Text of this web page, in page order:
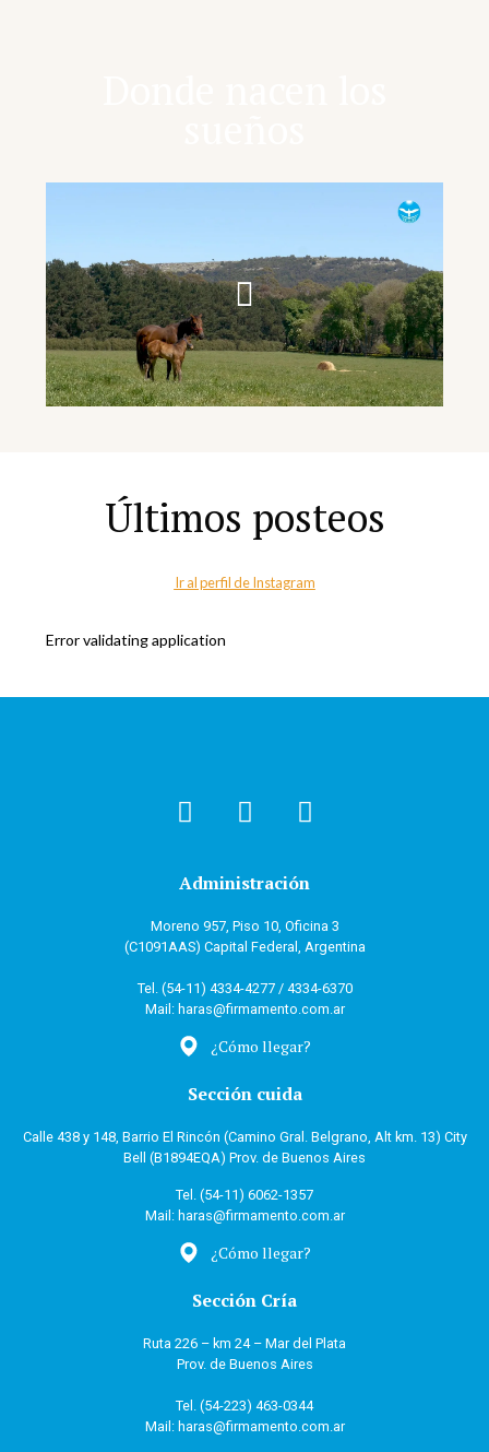
Últimos posteos
Ir al perfil de Instagram
Error validating application
Administración
Moreno 957, Piso 10, Oficina 3
(C1091AAS) Capital Federal, Argentina
Tel. (54-11) 4334-4277 / 4334-6370
Mail: haras@firmamento.com.ar
¿Cómo llegar?
Sección cuida
Calle 438 y 148, Barrio El Rincón (Camino Gral. Belgrano, Alt km. 13) City
Bell (B1894EQA) Prov. de Buenos Aires
Tel. (54-11) 6062-1357
Mail: haras@firmamento.com.ar
¿Cómo llegar?
Sección Cría
Ruta 226 – km 24 – Mar del Plata
Prov. de Buenos Aires
Tel. (54-223) 463-0344
Mail: haras@firmamento.com.ar